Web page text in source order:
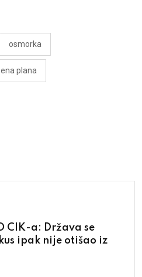
osmorka
plana
CIK-a: Država se
ipak nije otišao iz